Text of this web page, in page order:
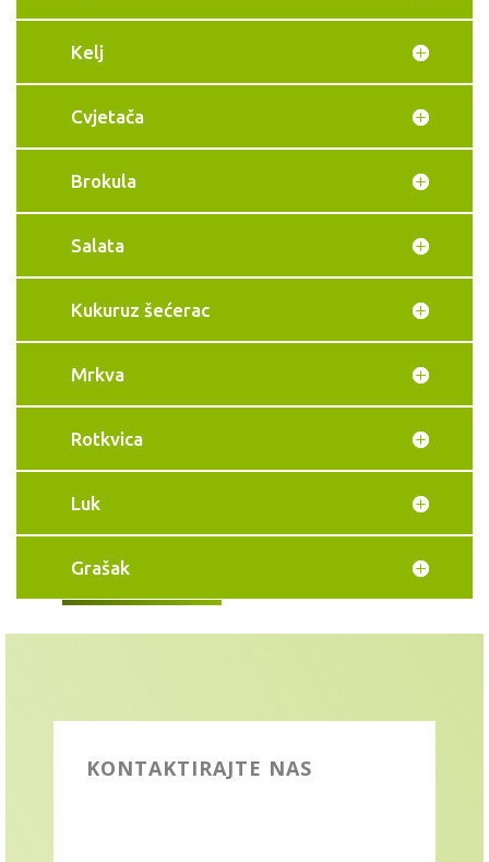
Kelj
Cvjetača
Brokula
Salata
Kukuruz šećerac
Mrkva
Rotkvica
Luk
Grašak
KONTAKTIRAJTE NAS